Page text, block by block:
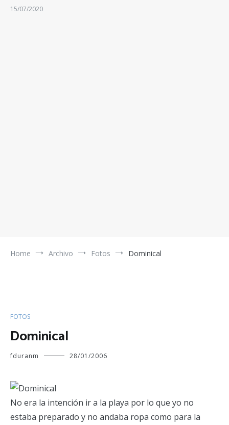
15/07/2020
Home Archivo Fotos Dominical
FOTOS
Dominical
fduranm 28/01/2006
No era la intención ir a la playa por lo que yo no
estaba preparado y no andaba ropa como para la